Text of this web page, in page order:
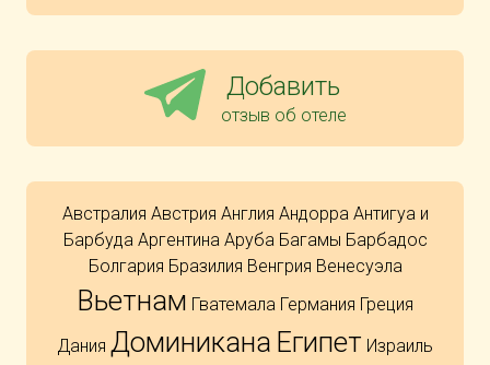
Добавить
отзыв об отеле
Австралия Австрия Англия Андорра Антигуа и
Барбуда Аргентина Аруба Багамы Барбадос
Болгария Бразилия Венгрия Венесуэла
Вьетнам Гватемала Германия Греция
Дания Доминикана Египет Израиль